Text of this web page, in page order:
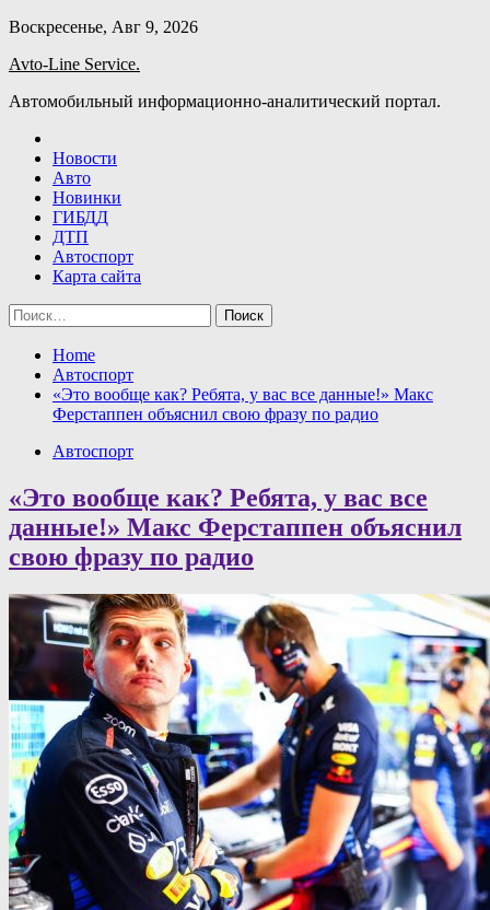
Skip
content
Воскресенье, Авг 9, 2026
Avto-Line Service.
Автомобильный информационно-аналитический портал.
Новости
Авто
Новинки
ГИБДД
ДТП
Автоспорт
Карта сайта
Найти:
Home
Автоспорт
«Это вообще как? Ребята, у вас все данные!» Макс
Ферстаппен объяснил свою фразу по радио
Автоспорт
«Это вообще как? Ребята, у вас все
данные!» Макс Ферстаппен объяснил
свою фразу по радио